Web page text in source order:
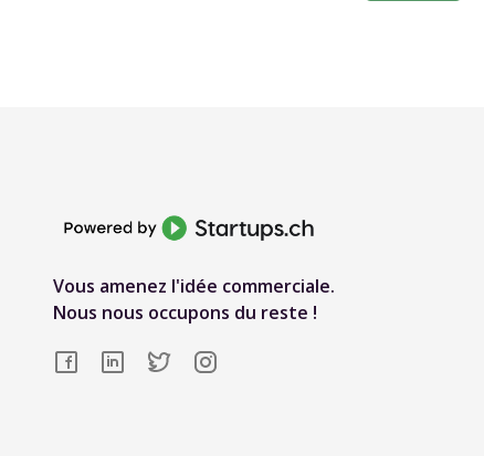
Vous amenez l'idée commerciale.
Nous nous occupons du reste !